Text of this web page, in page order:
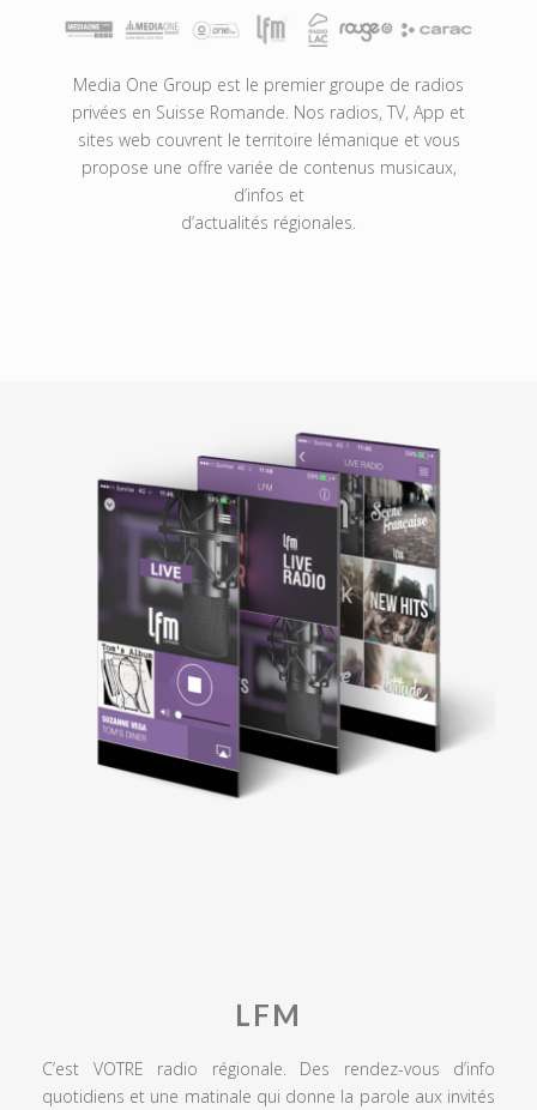
Media One Group est le premier groupe de radios
privées en Suisse Romande. Nos radios, TV, App et
sites web couvrent le territoire lémanique et vous
propose une offre variée de contenus musicaux,
d’infos et
d’actualités régionales.
LFM
C’est VOTRE radio régionale. Des rendez-vous d’info
quotidiens et une matinale qui donne la parole aux invités